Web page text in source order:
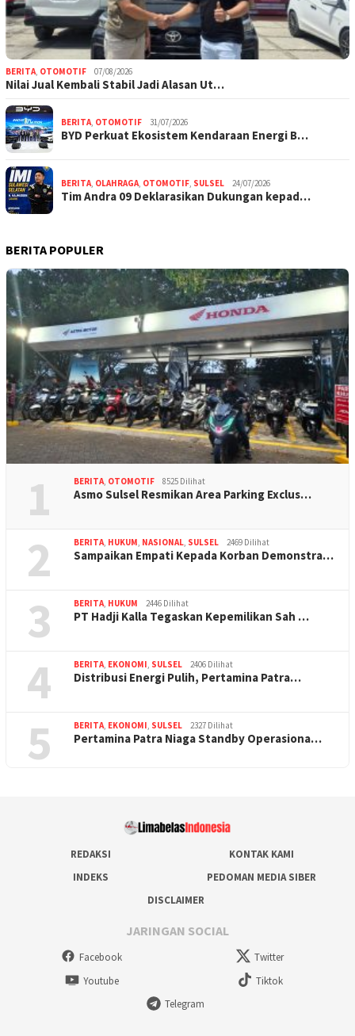
BERITA, OTOMOTIF 07/08/2026
Nilai Jual Kembali Stabil Jadi Alasan Ut…
BERITA, OTOMOTIF 31/07/2026
BYD Perkuat Ekosistem Kendaraan Energi B…
BERITA, OLAHRAGA, OTOMOTIF, SULSEL 24/07/2026
Tim Andra 09 Deklarasikan Dukungan kepad…
BERITA POPULER
1 BERITA OTOMOTIF 8525 Dilihat
Asmo Sulsel Resmikan Area Parking Exclus…
2 BERITA HUKUM NASIONAL SULSEL 2469 Dilihat
Sampaikan Empati Kepada Korban Demonstra…
3 BERITA HUKUM 2446 Dilihat
PT Hadji Kalla Tegaskan Kepemilikan Sah …
4 BERITA EKONOMI SULSEL 2406 Dilihat
Distribusi Energi Pulih, Pertamina Patra…
5 BERITA EKONOMI SULSEL 2327 Dilihat
Pertamina Patra Niaga Standby Operasiona…
REDAKSI
KONTAK KAMI
INDEKS
PEDOMAN MEDIA SIBER
DISCLAIMER
JARINGAN SOCIAL
Facebook
Twitter
Youtube
Tiktok
Telegram